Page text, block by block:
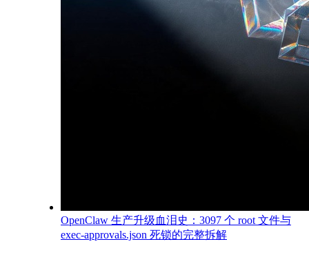
OpenClaw 生产升级血泪史：3097 个 root 文件与
exec-approvals.json 死锁的完整拆解